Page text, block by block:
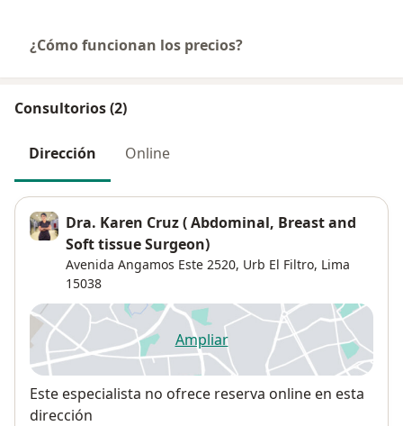
¿Cómo funcionan los precios?
Consultorios (2)
Dirección Online
Dra. Karen Cruz ( Abdominal, Breast and
Soft tissue Surgeon)
Avenida Angamos Este 2520, Urb El Filtro, Lima
15038
Ampliarse abre en una nueva
Disponibilidad
Este especialista no ofrece reserva online en esta
dirección